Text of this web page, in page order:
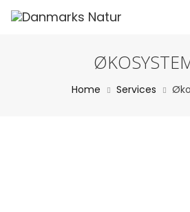
Home Services